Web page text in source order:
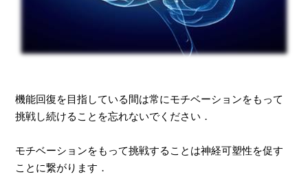
機能回復を目指している間は常にモチベーションをもって
挑戦し続けることを忘れないでください．
モチベーションをもって挑戦することは神経可塑性を促す
ことに繋がります．